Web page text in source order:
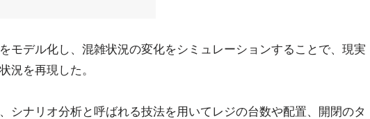
モデル化し、混雑状況の変化をシミュレーションすることで、現実
況を再現した。
シナリオ分析と呼ばれる技法を用いてレジの台数や配置、開閉のタ